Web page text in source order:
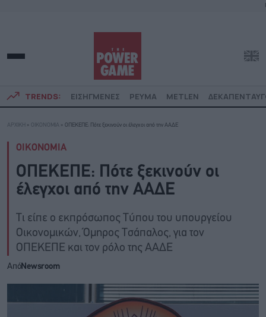
TRENDS: ΕΙΣΗΓΜΕΝΕΣ ΡΕΥΜΑ METLEN
ΑΡΧΙΚΗ » ΟΙΚΟΝΟΜΙΑ » ΟΠΕΚΕΠΕ: Πότε ξεκινούν οι έλεγχοι από την ΑΑΔΕ
ΟΙΚΟΝΟΜΙΑ
ΟΠΕΚΕΠΕ: Πότε ξεκινούν οι
έλεγχοι από την ΑΑΔΕ
Tι είπε ο εκπρόσωπος Τύπου του υπουργείου
Οικονομικών, Όμηρος Τσάπαλος, για τον
ΟΠΕΚΕΠΕ και τον ρόλο της ΑΑΔΕ
ΑπόNewsroom